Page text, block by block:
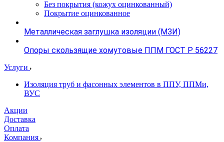
Без покрытия (кожух оцинкованный)
Покрытие оцинкованное
Металлическая заглушка изоляции (МЗИ)
Опоры скользящие хомутовые ППМ ГОСТ Р 56227
Услуги
Изоляция труб и фасонных элементов в ППУ, ППМи,
ВУС
Акции
Доставка
Оплата
Компания